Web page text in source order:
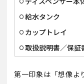
給水タンク
カップトレイ
取扱説明書／保証
第一印象は「想像よ